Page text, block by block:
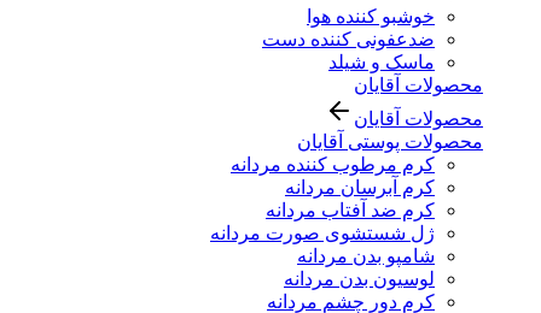
خوشبو کننده هوا
ضدعفونی کننده دست
ماسک و شیلد
محصولات آقایان
محصولات آقایان
محصولات پوستی آقایان
کرم مرطوب کننده مردانه
کرم آبرسان مردانه
کرم ضد آفتاب مردانه
ژل شستشوی صورت مردانه
شامپو بدن مردانه
لوسیون بدن مردانه
کرم دور چشم مردانه